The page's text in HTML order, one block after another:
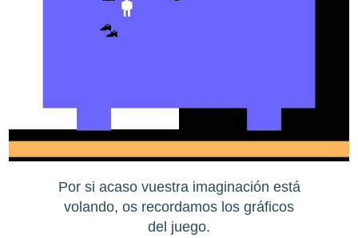
Por si acaso vuestra imaginación está
volando, os recordamos los gráficos
del juego.